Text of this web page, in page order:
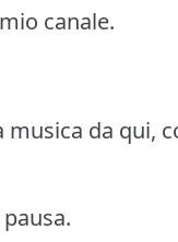
canale.
musica da qui,